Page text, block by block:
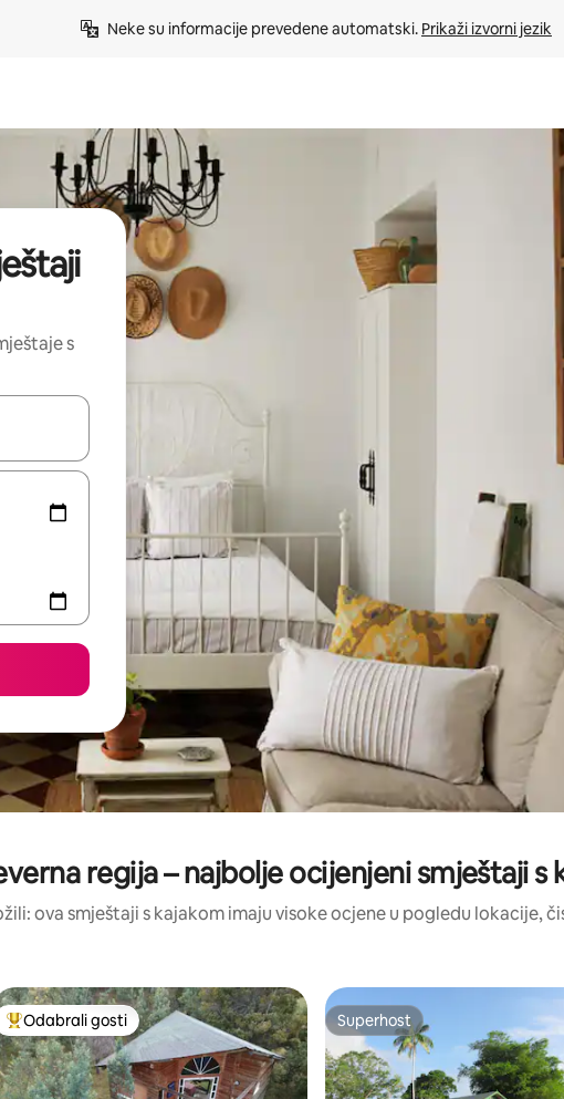
Neke su informacije prevedene automatski. Prikaži izvorni jezik
s
pregledati koristeći se strelicama prema gore i prema dolje, kao i dodirom ili
regija – najbolje ocijenjeni smještaji s
ova smještaji s kajakom imaju visoke ocjene u pogledu lokacije,
gosti”
Među najviše rangiranima s oznakom „Odabrali gosti”
Odabrali gosti Superhost
Superhost